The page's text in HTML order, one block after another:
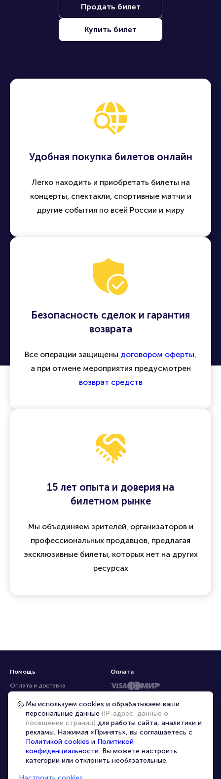
Продать билет
Купить билет
Удобная покупка билетов онлайн
Легко находить и приобретать билеты на
концерты, спектакли, спортивные матчи и
другие события по всей России и миру
Безопасность сделок и гарантия
возврата
Все операции защищены договором оферты,
а при отмене мероприятия предусмотрен
возврат средств
15 лет опыта и доверия на
билетном рынке
Мы объединяем зрителей, организаторов и
профессиональных продавцов, предлагая
эксклюзивные билеты, которых нет на других
ресурсах
Помощь
Оплата и доставка
Частые вопросы
Перепродажа билетов
Организаторам
Корпоративным клиентам
VIP-билеты
Оплата
Мы используем cookies и обрабатываем ваши
персональные данные (IP-адрес, данные о
посещении страниц) для работы сайта, аналитики и
рекламы. Нажимая «Принять», вы соглашаетесь с
Политикой cookies и Политикой
конфиденциальности. Вы можете настроить
категории или отклонить необязательные.